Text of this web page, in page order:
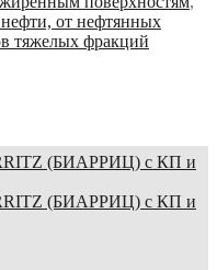
от нефтянных
тяжелых фракций